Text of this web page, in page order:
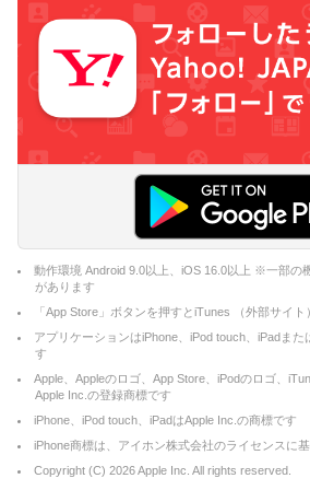
動作環境 Android 9.0以上、iOS 16.0以上 ※一部の
があります
「App Store」ボタンを押すとiTunes （外部サイ
アプリケーションはiPhone、iPod touch、iPadまた
す
Apple、Appleのロゴ、App Store、iPodのロゴ、
Apple Inc.の登録商標です
iPhone、iPod touch、iPadはApple Inc.の商標です
iPhone商標は、アイホン株式会社のライセンスに
Copyright (C) 2026Apple Inc. All rights reserved.